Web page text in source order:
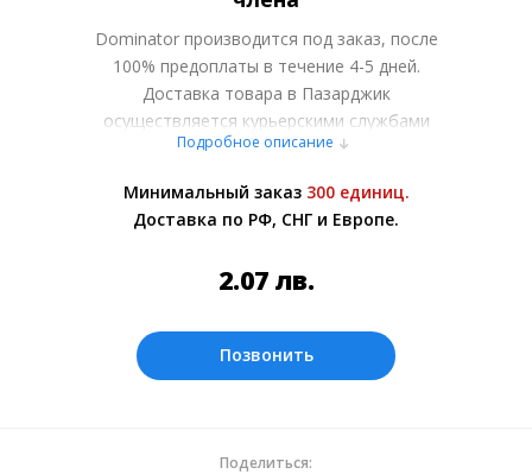
Dominator производится под заказ, после
100% предоплаты в течение 4-5 дней.
Доставка товара в Пазарджик
осуществляется курьерскими службами
или самовывозом со склада в Москве.
менеджером.
Оплата производится в рублях. Цены на
08.08.2026. Текущий курс 10 руб.=
Подробное описание
Минимальный заказ 300 единиц.
Доставка по РФ, СНГ и Европе.
2.07 лв.
Позвонить
Поделиться: